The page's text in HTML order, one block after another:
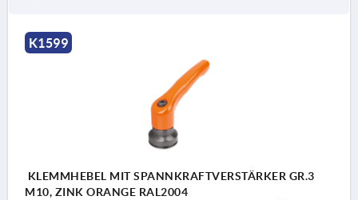
K1599
KLEMMHEBEL MIT SPANNKRAFTVERSTÄRKER GR.3
M10, ZINK ORANGE RAL2004